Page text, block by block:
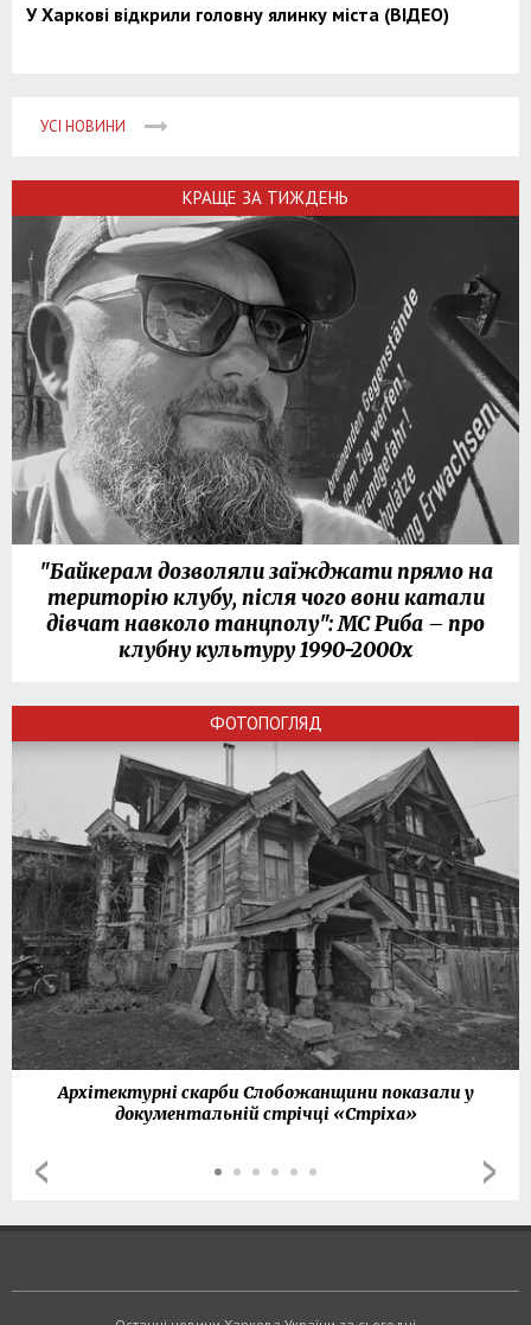
У Харкові відкрили головну ялинку міста (ВІДЕО)
УСІ НОВИНИ
КРАЩЕ ЗА ТИЖДЕНЬ
"Байкерам дозволяли заїжджати прямо на
територію клубу, після чого вони катали
дівчат навколо танцполу": МС Риба – про
клубну культуру 1990-2000х
ФОТОПОГЛЯД
Архітектурні скарби Слобожанщини показали у
документальній стрічці «Стріха»